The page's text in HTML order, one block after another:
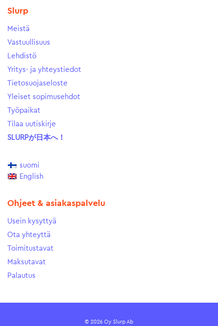
Slurp
Meistä
Vastuullisuus
Lehdistö
Yritys- ja yhteystiedot
Tietosuojaseloste
Yleiset sopimusehdot
Työpaikat
Tilaa uutiskirje
SLURPが日本へ！
suomi
English
Ohjeet & asiakaspalvelu
Usein kysyttyä
Ota yhteyttä
Toimitustavat
Maksutavat
Palautus
© 2026 Oy Slurp Ab